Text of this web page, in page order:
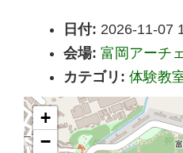
日付: 2026-11-07
会場: 富岡アーチ
カテゴリ: 体験教
+
−